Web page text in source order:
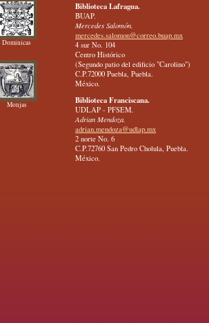
Dominicas
Monjas
Biblioteca Lafragua.
BUAP.
Mercedes Salomón.
mercedes.salomon@correo.buap.mx
4 sur No. 104
Centro Histórico
(Segundo patio del edificio "Carolino")
C.P.72000 Puebla, Puebla.
México.
Biblioteca Franciscana.
UDLAP - PFSEM.
Adrian Mendoza.
adrian.mendoza@udlap.mx
2 norte No. 6
C.P.72760 San Pedro Cholula, Puebla.
México.